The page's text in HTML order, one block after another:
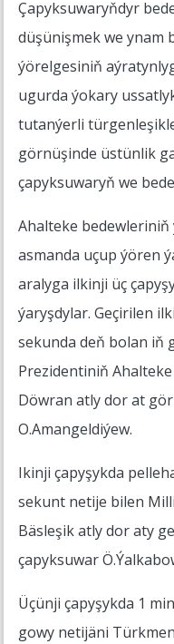
Çapyksuwaryňdyr
düşünişmek we ynam
ýörelgesiniň
ugurda ýokary
tutanýerli
görnüşinde üstünlik
çapyksuwaryň we
Ahalteke bedewleriniň
asmanda uçup ýören
aralyga ilkinji üç
ýaryşdylar. Geçirilen
sekunda deň bolan iň
Prezidentiniň
Döwran atly dor at
O.Amangeldiýew.
Ikinji çapyşykda
sekunt netije bilen
Bäsleşik atly dor aty
çapyksuwar
Üçünji çapyşykda 1
gowy netijäni